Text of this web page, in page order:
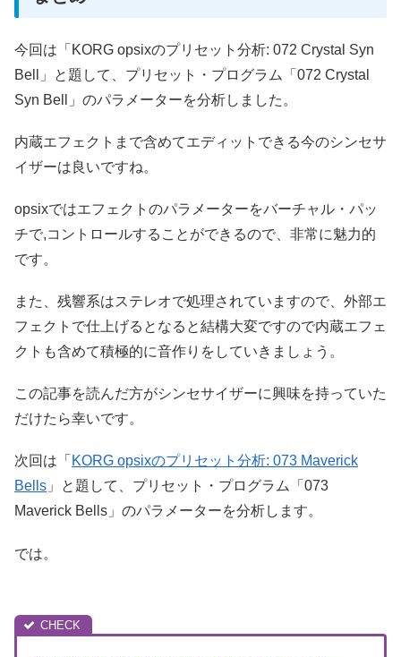
今回は「KORG opsixのプリセット分析: 072 Crystal Syn
Bell」と題して、プリセット・プログラム「072 Crystal
Syn Bell」のパラメーターを分析しました。
内蔵エフェクトまで含めてエディットできる今のシンセサ
イザーは良いですね。
opsixではエフェクトのパラメーターをバーチャル・パッ
チで,コントロールすることができるので、非常に魅力的
です。
また、残響系はステレオで処理されていますので、外部エ
フェクトで仕上げるとなると結構大変ですので内蔵エフェ
クトも含めて積極的に音作りをしていきましょう。
この記事を読んだ方がシンセサイザーに興味を持っていた
だけたら幸いです。
次回は「 KORG opsixのプリセット分析: 073 Maverick
Bells 」と題して、プリセット・プログラム「073
Maverick Bells」のパラメーターを分析します。
では。